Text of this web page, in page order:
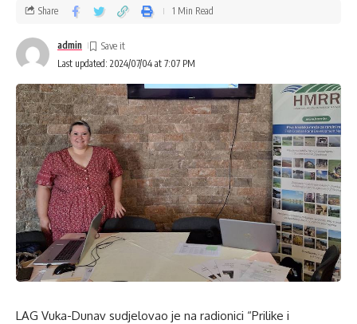
Last updated: 2024/07/04 at 7:07 PM
admin
Share 1 Min Read
LAG Vuka-Dunav sudjelovao je na radionici “Prilike i